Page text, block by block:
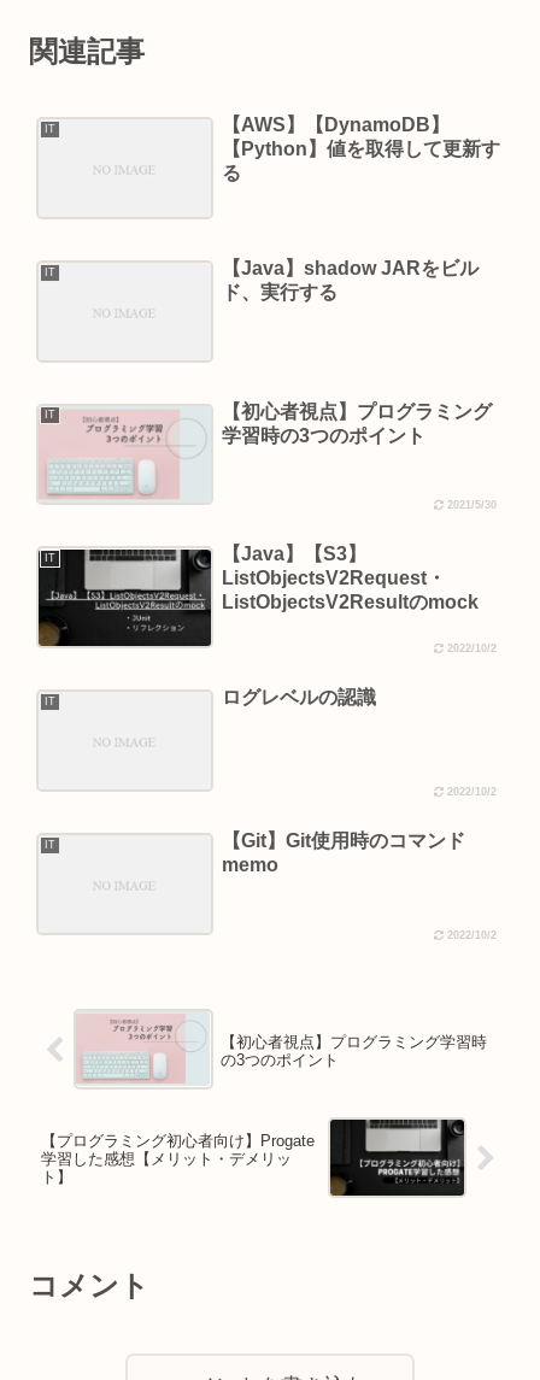
関連記事
IT
【AWS】【DynamoDB】
【Python】値を取得して更新す
る
IT
【Java】shadow JARをビル
ド、実行する
IT
【初心者視点】プログラミング
学習時の3つのポイント
2021/5/30
IT
【Java】【S3】
ListObjectsV2Request・
ListObjectsV2Resultのmock
2022/10/2
IT ログレベルの認識
2022/10/2
IT
【Git】Git使用時のコマンド
memo
2022/10/2
【初心者視点】プログラミング学習時
の3つのポイント
【プログラミング初心者向け】Progate
学習した感想【メリット・デメリッ
ト】
コメント